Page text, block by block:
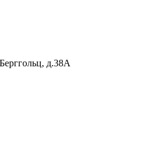
д.38А